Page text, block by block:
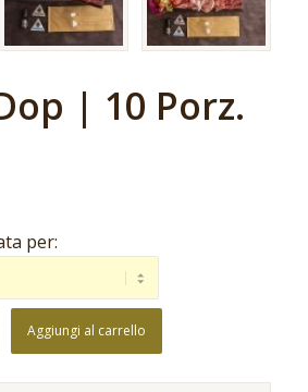
| 10 Porz.
per:
Aggiungi al carrello